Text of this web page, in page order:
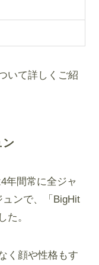
いて詳しくご紹
ン
年間常に全ジャ
ンで、「BigHit
た。
く顔や性格もす